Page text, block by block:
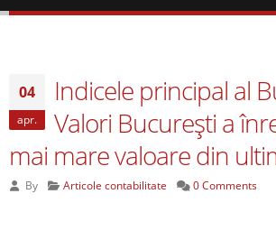
04
apr.
Indicele principal al
Valori București a
mai mare valoare din
By Articole contabilitate 0 Comments